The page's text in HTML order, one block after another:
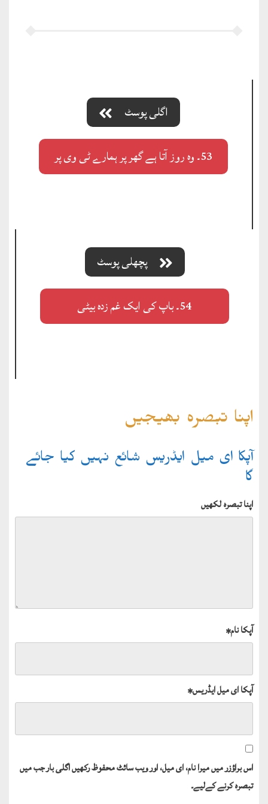
اگلی پوسٹ
53۔ وہ روز آتا ہے گھر پر ہمارے ٹی وی پر
پچھلی پوسٹ
54۔ باپ کی ایک غم زدہ بیٹی
اپنا تبصرہ بھیجیں
آپکا ای میل ایڈریس شائع نہیں کیا جائے
گا
اپنا تبصرہ لکھیں
آپکا نام*
آپکا ای میل ایڈریس*
اس براؤزر میں میرا نام، ای میل، اور ویب سائٹ محفوظ رکھیں اگلی بار جب میں
تبصرہ کرنے کےلیے۔